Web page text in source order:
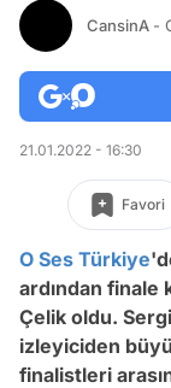
CansinA -
21.01.2022 - 16:30
Favori
O Ses Türkiye
ardından finale
Çelik oldu.
izleyiciden
finalistleri